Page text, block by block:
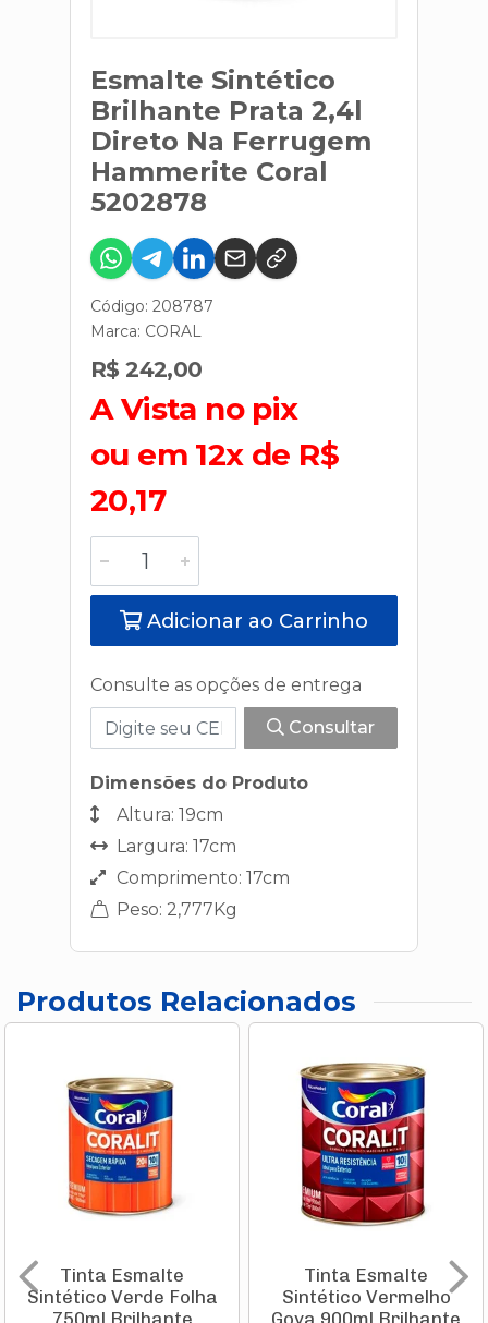
Esmalte Sintético
Brilhante Prata 2,4l
Direto Na Ferrugem
Hammerite Coral
5202878
Código: 208787
Marca: CORAL
R$ 242,00
A Vista no pix
ou em 12x de R$
20,17
Adicionar ao Carrinho
Consulte as opções de entrega
Consultar
Dimensões do Produto
Altura: 19cm
Largura: 17cm
Comprimento: 17cm
Peso: 2,777Kg
Produtos Relacionados
Tinta Esmalte
Sintético Verde Folha
Tinta Esmalte
Sintético Vermelho